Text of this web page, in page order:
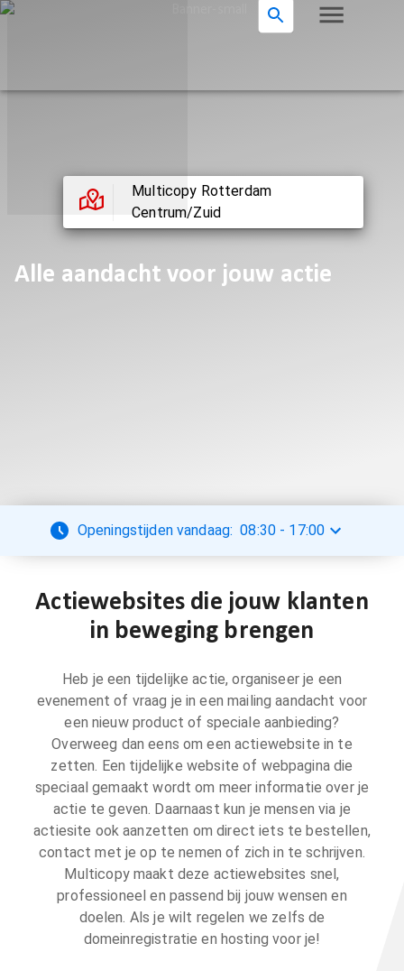
Multicopy Rotterdam
Centrum/Zuid
Alle aandacht voor jouw actie
Openingstijden vandaag: 08:30 - 17:00
Actiewebsites die jouw klanten
in beweging brengen
Heb je een tijdelijke actie, organiseer je een
evenement of vraag je in een mailing aandacht voor
een nieuw product of speciale aanbieding?
Overweeg dan eens om een actiewebsite in te
zetten. Een tijdelijke website of webpagina die
speciaal gemaakt wordt om meer informatie over je
actie te geven. Daarnaast kun je mensen via je
actiesite ook aanzetten om direct iets te bestellen,
contact met je op te nemen of zich in te schrijven.
Multicopy maakt deze actiewebsites snel,
professioneel en passend bij jouw wensen en
doelen. Als je wilt regelen we zelfs de
domeinregistratie en hosting voor je!